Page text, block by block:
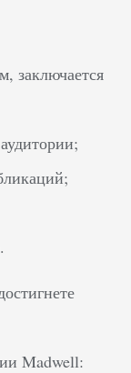
заключается
Madwell: